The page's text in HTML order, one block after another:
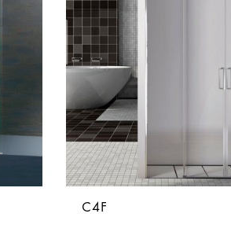
C4F